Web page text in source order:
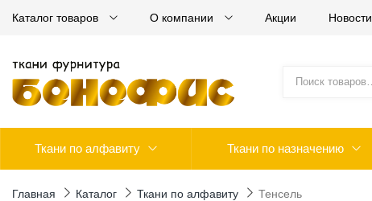
Каталог товаров О компании Акции Новости
Ткани по алфавиту Ткани по назначению
Главная Каталог Ткани по алфавиту Тенсель